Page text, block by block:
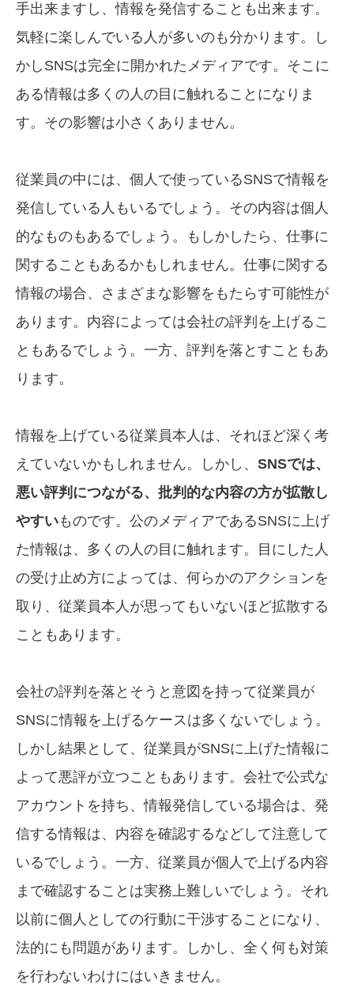
手出来ますし、情報を発信することも出来ます。
気軽に楽しんでいる人が多いのも分かります。し
かしSNSは完全に開かれたメディアです。そこに
ある情報は多くの人の目に触れることになりま
す。その影響は小さくありません。
従業員の中には、個人で使っているSNSで情報を
発信している人もいるでしょう。その内容は個人
的なものもあるでしょう。もしかしたら、仕事に
関することもあるかもしれません。仕事に関する
情報の場合、さまざまな影響をもたらす可能性が
あります。内容によっては会社の評判を上げるこ
ともあるでしょう。一方、評判を落とすこともあ
ります。
情報を上げている従業員本人は、それほど深く考
えていないかもしれません。しかし、 SNSでは、
悪い評判につながる、批判的な内容の方が拡散し
やすいものです。公のメディアであるSNSに上げ
た情報は、多くの人の目に触れます。目にした人
の受け止め方によっては、何らかのアクションを
取り、従業員本人が思ってもいないほど拡散する
こともあります。
会社の評判を落とそうと意図を持って従業員が
SNSに情報を上げるケースは多くないでしょう。
しかし結果として、従業員がSNSに上げた情報に
よって悪評が立つこともあります。会社で公式な
アカウントを持ち、情報発信している場合は、発
信する情報は、内容を確認するなどして注意して
いるでしょう。一方、従業員が個人で上げる内容
まで確認することは実務上難しいでしょう。それ
以前に個人としての行動に干渉することになり、
法的にも問題があります。しかし、全く何も対策
を行わないわけにはいきません。